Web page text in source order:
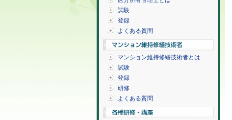
試験
登録
よくある質問
マンション維持修繕技術者とは
試験
登録
研修
よくある質問